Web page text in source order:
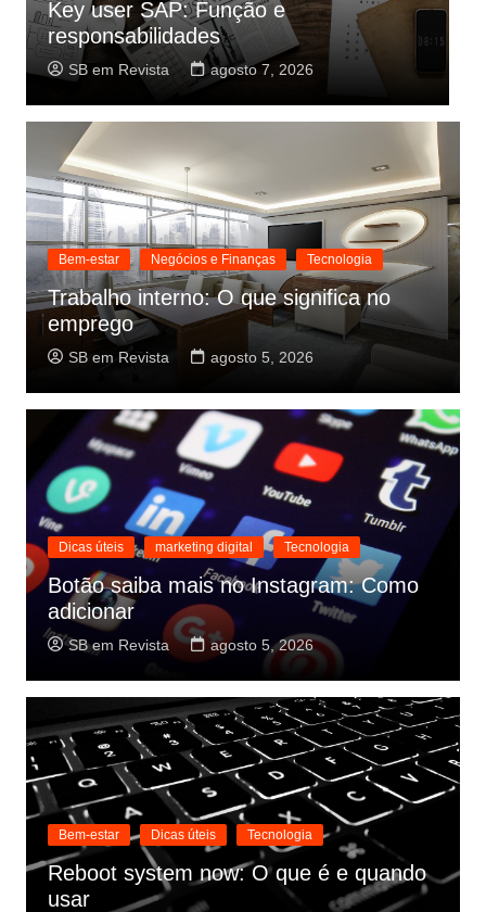
Como dar exemplos na redação e
melhorar a nota
SB em Revista agosto 6, 2026
Bem-estar Negócios e Finanças Tecnologia
Trabalho interno: O que significa no
emprego
SB em Revista agosto 5, 2026
Dicas úteis marketing digital Tecnologia
Botão saiba mais no Instagram: Como
adicionar
SB em Revista agosto 5, 2026
Bem-estar Dicas úteis Tecnologia
Reboot system now: O que é e quando
usar